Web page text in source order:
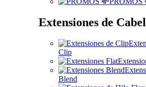
Extensiones de
Clip
Blend